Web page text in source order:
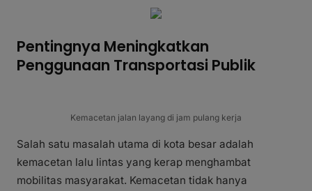
Pentingnya Meningkatkan
Penggunaan Transportasi Publik
Kemacetan jalan layang di jam pulang kerja
Salah satu masalah utama di kota besar adalah
kemacetan lalu lintas yang kerap menghambat
mobilitas masyarakat. Kemacetan tidak hanya